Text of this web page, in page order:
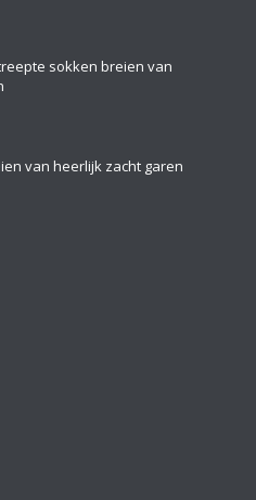
sokken breien van
van heerlijk zacht garen